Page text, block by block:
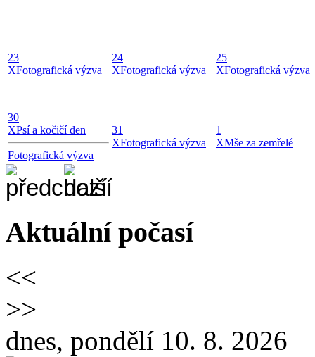
23
XFotografická výzva
24
XFotografická výzva
25
XFotografická výzva
30
XPsí a kočičí den
Fotografická výzva
31
XFotografická výzva
1
XMše za zemřelé
Aktuální počasí
<<
>>
dnes, pondělí 10. 8. 2026